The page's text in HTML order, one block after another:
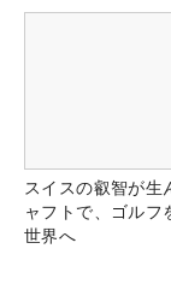
スイスの叡智が生
ャフトで、ゴルフ
世界へ